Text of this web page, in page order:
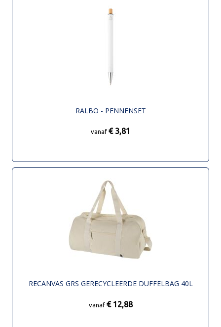
RALBO - PENNENSET
vanaf € 3,81
RECANVAS GRS GERECYCLEERDE DUFFELBAG 40L
vanaf € 12,88